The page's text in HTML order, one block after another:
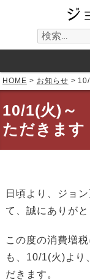
検
索:
HOME > お知らせ >
10/1(火)～
ただきます
日頃より、ジョ
て、誠にありがと
この度の消費増
も、10/1(火)より
だきます。